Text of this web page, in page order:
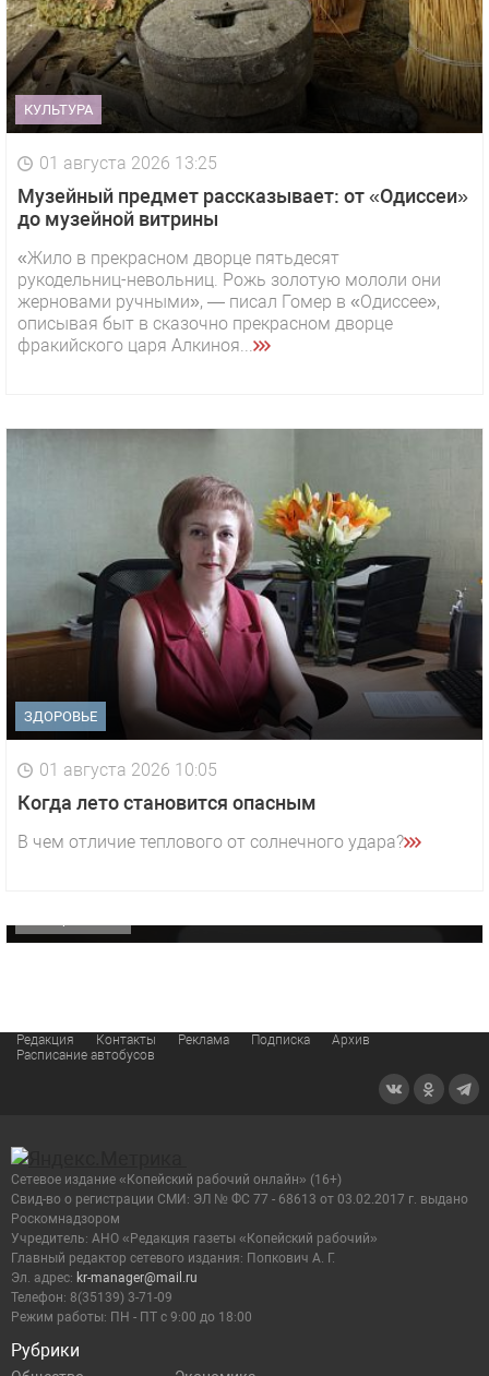
КУЛЬТУРА
01 августа 2026 13:25
Музейный предмет рассказывает: от «Одиссеи»
до музейной витрины
«Жило в прекрасном дворце пятьдесят
рукодельниц-невольниц. Рожь золотую мололи они
жерновами ручными», — писал Гомер в «Одиссее»,
описывая быт в сказочно прекрасном дворце
фракийского царя Алкиноя...
ЗДОРОВЬЕ
01 августа 2026 10:05
Когда лето становится опасным
В чем отличие теплового от солнечного удара?
«Звезда» Метрана стала главным героем нового
Редакция Контакты Реклама Подписка
Архив
Расписание автобусов
Рубрики
Сетевое издание «Копейский рабочий онлайн» (16+)
Cвид-во о регистрации СМИ: ЭЛ № ФС 77 - 68613 от 03.02.2017 г. выдано
Роскомнадзором
Учредитель: АНО «Редакция газеты «Копейский рабочий»
Главный редактор сетевого издания: Попкович А. Г.
Эл. адрес: kr-manager@mail.ru
Телефон: 8(35139) 3-71-09
Режим работы: ПН - ПТ с 9:00 до 18:00